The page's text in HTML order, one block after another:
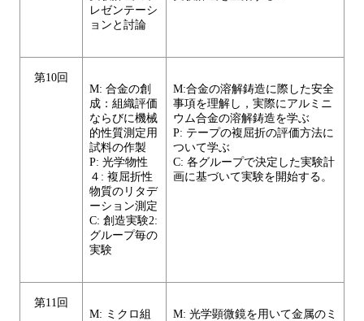
レゼンテーシ
ョンと討論
第10回
M: 合金の創
成：組織評価
ならびに機械
的性質測定用
試料の作製
P: 光学物性
４: 複屈折性
物質のリタデ
ーション測定
C: 創造実験2:
グループ毎の
実験
M:合金の溶解鋳造に際した安全
事項を理解し，実際にアルミニ
ウム合金の溶解鋳造を学ぶ
P: テープの複屈折の評価方法に
ついて学ぶ
C: 各グループで決定した実験計
画に基づいて実験を開始する。
第11回
M: ミクロ組
M: 光学顕微鏡を用いて金属のミ